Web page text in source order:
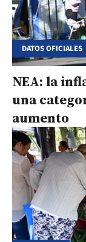
DATOS OFICIALES
NEA: la
una
aumento